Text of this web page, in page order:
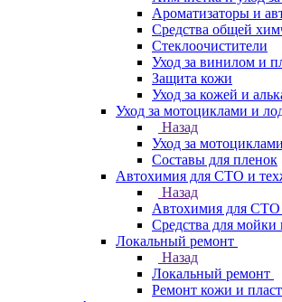
Ароматизаторы и
Средства общей
Стеклоочистители
Уход за винилом и
Защита кожи
Уход за кожей и
Уход за мотоциклами и
Назад
Уход за
Составы для пленок
Автохимия для СТО и
Назад
Автохимия для СТО
Средства для
Локальный ремонт
Назад
Локальный ремонт
Ремонт кожи и